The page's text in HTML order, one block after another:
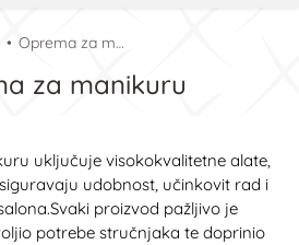
Oprema za manikuru
za manikuru
uključuje visokokvalitetne alate,
udobnost, učinkovit rad i
proizvod pažljivo je
potrebe stručnjaka te doprinio